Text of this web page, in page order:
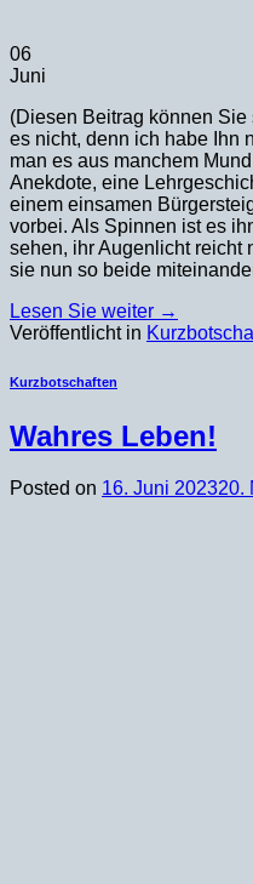
06
Juni
(Diesen Beitrag können
es nicht, denn ich habe Ihn
man es aus manchem
Anekdote, eine
einem einsamen
vorbei. Als Spinnen ist es
sehen, ihr Augenlicht reicht
sie nun so beide
Lesen Sie weiter →
Veröffentlicht in
Kurzbotschaften
Wahres Leben!
Posted on 16. Juni 202320.